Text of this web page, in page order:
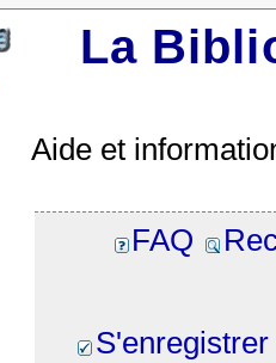
La
Aide et
FAQ
S'enregistrer